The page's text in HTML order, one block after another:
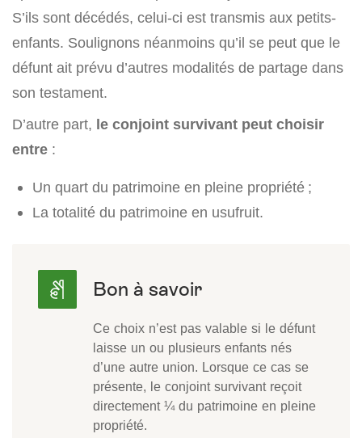
S’ils sont décédés, celui-ci est transmis aux petits-
enfants. Soulignons néanmoins qu’il se peut que le
défunt ait prévu d’autres modalités de partage dans
son testament.
D’autre part, le conjoint survivant peut choisir
entre :
Un quart du patrimoine en pleine propriété ;
La totalité du patrimoine en usufruit.
Ce choix n’est pas valable si le défunt
laisse un ou plusieurs enfants nés
d’une autre union. Lorsque ce cas se
présente, le conjoint survivant reçoit
directement ¼ du patrimoine en pleine
propriété.